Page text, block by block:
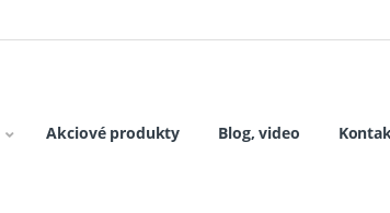
Akciové produkty Blog, video